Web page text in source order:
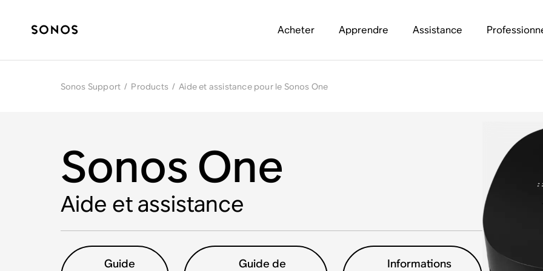
Acheter Apprendre Assistance
Sonos Support / Products / Aide et assistance pour le Sonos One
Sonos One
Aide et assistance
Guide
Guide de
Informations